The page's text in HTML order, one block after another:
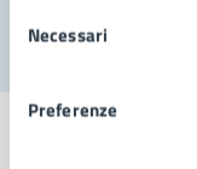
delNecessari
Preferenze